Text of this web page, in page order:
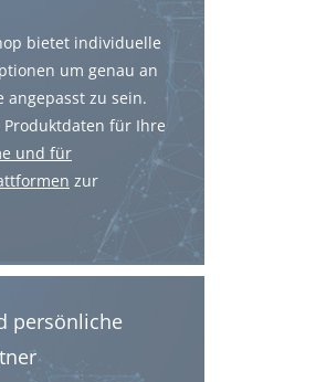
bietet individuelle
um genau an
angepasst zu sein.
für Ihre
und für
zur
persönliche